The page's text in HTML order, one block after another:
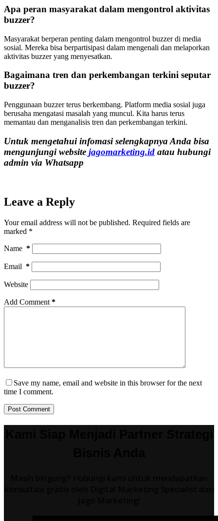
Apa peran masyarakat dalam mengontrol aktivitas
buzzer?
Masyarakat berperan penting dalam mengontrol buzzer di media
sosial. Mereka bisa berpartisipasi dalam mengenali dan melaporkan
aktivitas buzzer yang menyesatkan.
Bagaimana tren dan perkembangan terkini seputar
buzzer?
Penggunaan buzzer terus berkembang. Platform media sosial juga
berusaha mengatasi masalah yang muncul. Kita harus terus
memantau dan menganalisis tren dan perkembangan terkini.
Untuk mengetahui infomasi selengkapnya Anda bisa
mengunjungi website jagomarketing.id atau hubungi
admin via Whatsapp
Leave a Reply
Your email address will not be published. Required fields are
marked *
Name *
Email *
Website
Add Comment *
Save my name, email and website in this browser for the next
time I comment.
Post Comment